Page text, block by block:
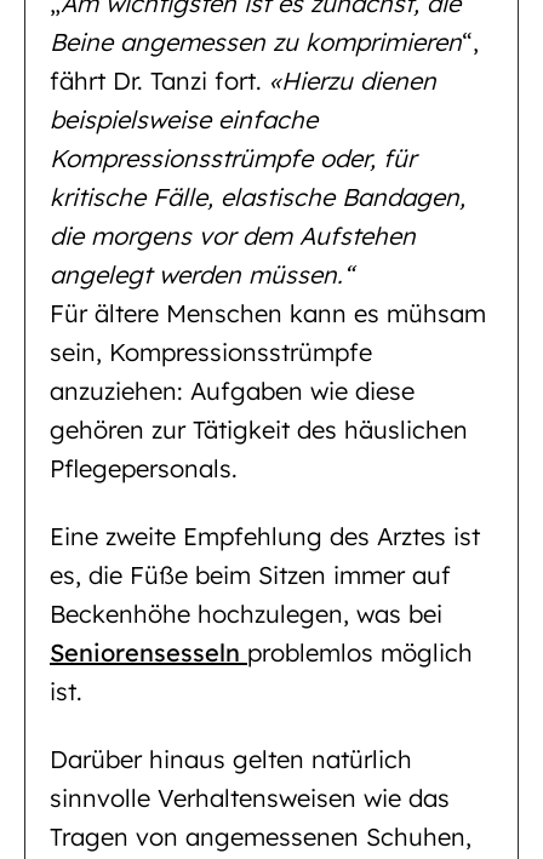
Beine angemessen zu komprimieren“,
fährt Dr. Tanzi fort. «Hierzu dienen
beispielsweise einfache
Kompressionsstrümpfe oder, für
kritische Fälle, elastische Bandagen,
die morgens vor dem Aufstehen
angelegt werden müssen.“
Für ältere Menschen kann es mühsam
sein, Kompressionsstrümpfe
anzuziehen: Aufgaben wie diese
gehören zur Tätigkeit des häuslichen
Pflegepersonals.
Eine zweite Empfehlung des Arztes ist
es, die Füße beim Sitzen immer auf
Beckenhöhe hochzulegen, was bei
Seniorensesseln problemlos möglich
ist.
Darüber hinaus gelten natürlich
sinnvolle Verhaltensweisen wie das
Tragen von angemessenen Schuhen,